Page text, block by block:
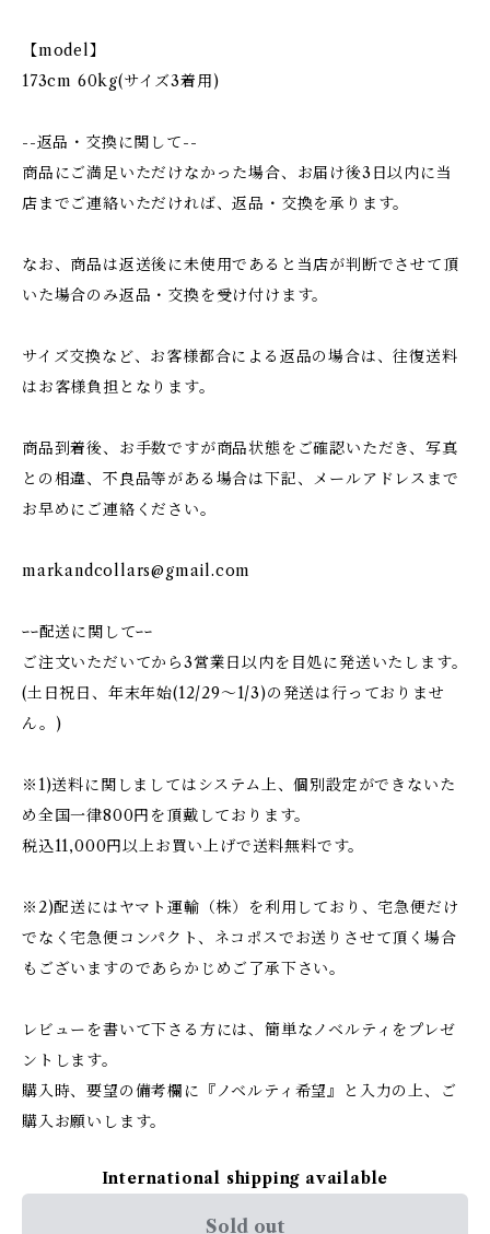
【model】
173cm 60kg(サイズ3着用)
--返品・交換に関して--
商品にご満足いただけなかった場合、お届け後3日以内に当
店までご連絡いただければ、返品・交換を承ります。
なお、商品は返送後に未使用であると当店が判断でさせて頂
いた場合のみ返品・交換を受け付けます。
サイズ交換など、お客様都合による返品の場合は、往復送料
はお客様負担となります。
商品到着後、お手数ですが商品状態をご確認いただき、写真
との相違、不良品等がある場合は下記、メールアドレスまで
お早めにご連絡ください。
markandcollars@gmail.com
ｰｰ配送に関してｰｰ
ご注文いただいてから3営業日以内を目処に発送いたします。
(土日祝日、年末年始(12/29〜1/3)の発送は行っておりませ
ん。)
※1)送料に関しましてはシステム上、個別設定ができないた
め全国一律800円を頂戴しております。
税込11,000円以上お買い上げで送料無料です。
※2)配送にはヤマト運輸（株）を利用しており、宅急便だけ
でなく宅急便コンパクト、ネコポスでお送りさせて頂く場合
もございますのであらかじめご了承下さい。
レビューを書いて下さる方には、簡単なノベルティをプレゼ
ントします。
購入時、要望の備考欄に『ノベルティ希望』と入力の上、ご
購入お願いします。
International shipping available
Sold out